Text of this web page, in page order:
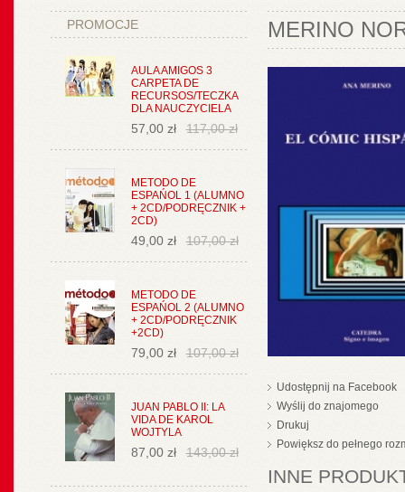
PROMOCJE
AULA AMIGOS 3
CARPETA DE
RECURSOS/TECZKA
DLA NAUCZYCIELA
57,00 zł 117,00 zł
METODO DE
ESPAŃOL 1 (ALUMNO
+ 2CD/PODRĘCZNIK +
2CD)
49,00 zł 107,00 zł
METODO DE
ESPAŃOL 2 (ALUMNO
+ 2CD/PODRĘCZNIK
+2CD)
79,00 zł 107,00 zł
JUAN PABLO II: LA
VIDA DE KAROL
WOJTYLA
87,00 zł 143,00 zł
MERINO
Udostępnij na Facebook
Wyślij do znajomego
Drukuj
Powiększ do pełnego
INNE